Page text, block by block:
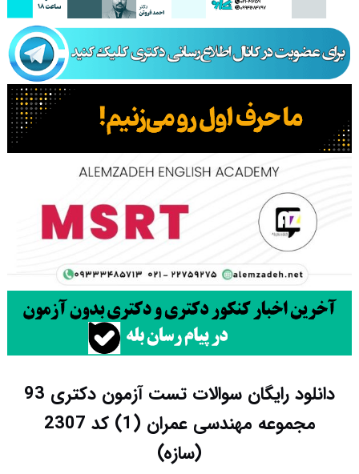
دانلود رایگان سوالات تست آزمون دکتری 93
مجموعه مهندسی عمران (1) کد 2307
(سازه)